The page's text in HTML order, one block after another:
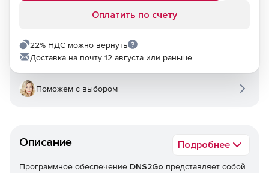
Описание Подробнее
Программное обеспечение DNS2Go представляет собой
Оплатить по счету
22% НДС можно вернуть
Доставка на почту 12 августа или раньше
Поможем с выбором